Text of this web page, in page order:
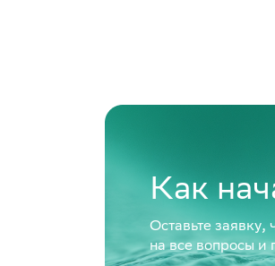
Как
Оставьте
на все вопросы и